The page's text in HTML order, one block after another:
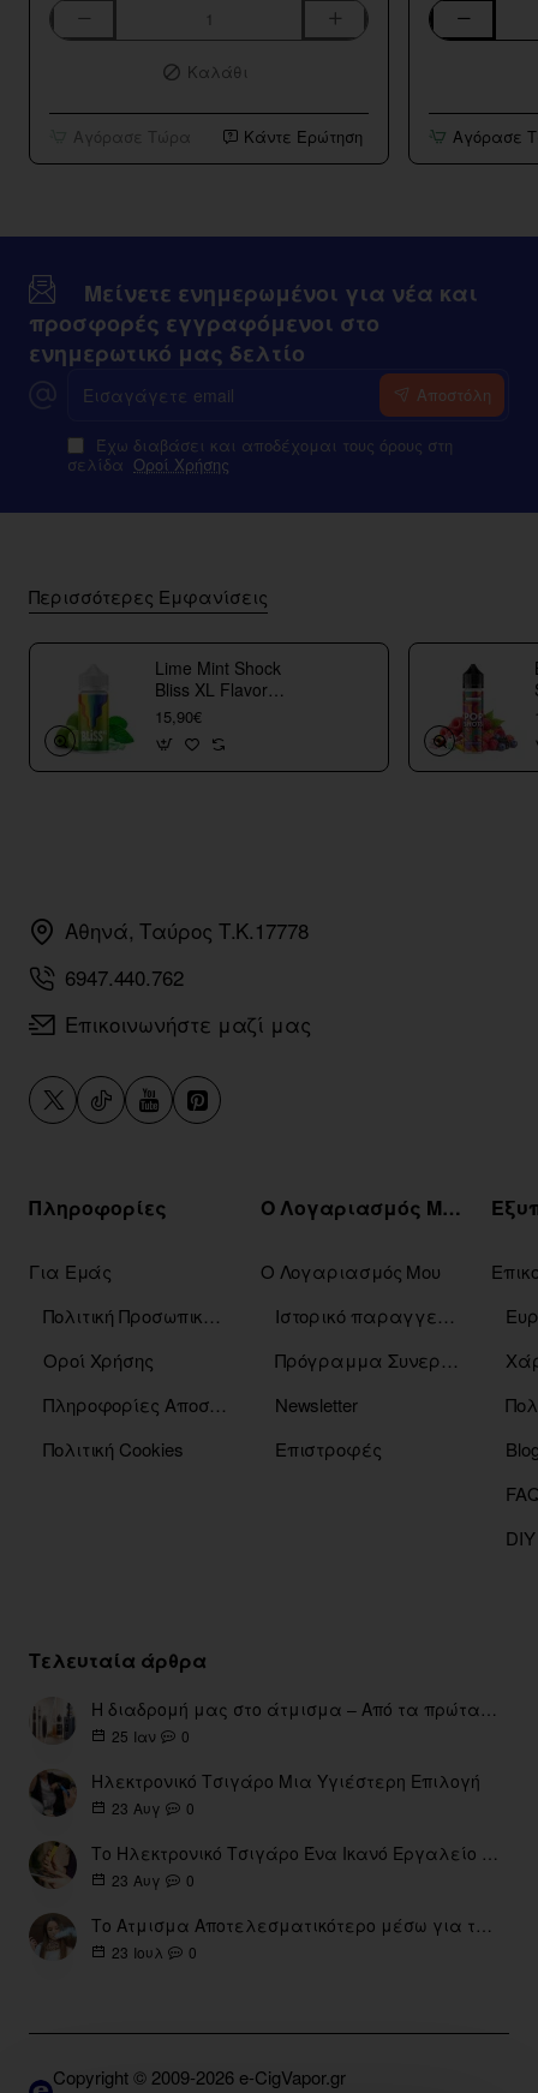
Aspire
Καλάθι
Αγόρασε Τώρα Κάντε Ερώτηση
Bar
10ml/120ml
Αγόρασε
Μείνετε ενημερωμένοι για νέα και
προσφορές εγγραφόμενοι στο
ενημερωτικό μας δελτίο
email
Αποστόλη
Έχω διαβάσει και αποδέχομαι τους όρους στη
σελίδα Οροί Χρήσης
Περισσότερες Εμφανίσεις
Lime Mint Shock
Bliss XL Flavor
Shots
15,90€
Αθηνά, Ταύρος Τ.Κ.17778
6947.440.762
Επικοινωνήστε μαζί μας
Πληροφορίες
Για Εμάς
Πολιτική Προσωπικών Δεδομένων
Οροί Χρήσης
Πληροφορίες Αποστόλης
Πολιτική Cookies
Ο Λογαριασμός Μου
Ο Λογαριασμός Μου
Ιστορικό παραγγελιών
Πρόγραμμα Συνεργατών
Newsletter
Επιστροφές
Τελευταία άρθρα
Η διαδρομή μας στο άτμισμα – Από τα πρώτα eGo έως τη σύγχρονη εποχή
25 Ιαν 0
Ηλεκτρονικό Τσιγάρο Μια Υγιέστερη Επιλογή
23 Αυγ 0
Το Ηλεκτρονικό Τσιγάρο Ένα Ικανό Εργαλείο για τη Διακοπή του Καπνίσματος
23 Αυγ 0
Το Ατμισμα Αποτελεσματικότερο μέσω για την διακοπή Καπνίσματος
23 Ιουλ 0
Copyright © 2009-2026 e-CigVapor.gr